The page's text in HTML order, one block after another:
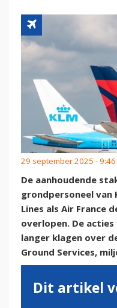
29 september 2025 -
De aanhoudende
grondpersoneel van
Lines als Air France
overlopen. De
langer klagen over
Ground Services,
Dit artikel